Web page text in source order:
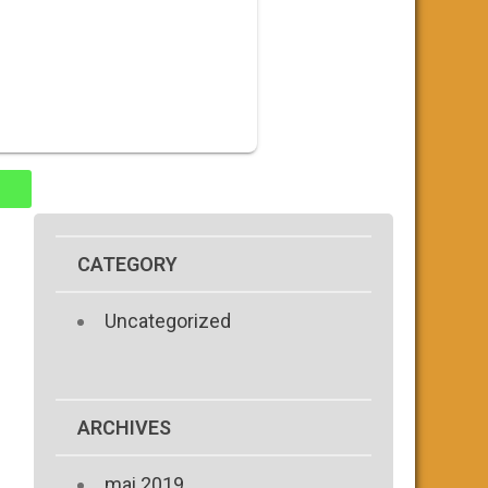
CATEGORY
Uncategorized
ARCHIVES